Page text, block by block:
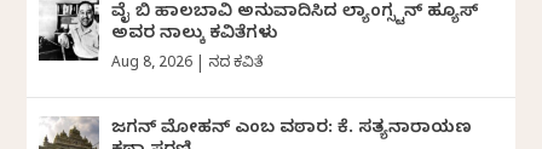
ವೈ ಬಿ ಹಾಲಬಾವಿ ಅನುವಾದಿಸಿದ ಲ್ಯಾಂಗ್ಸ್ಟನ್ ಹ್ಯೂಸ್
ಅವರ ನಾಲ್ಕು ಕವಿತೆಗಳು
Aug 8, 2026 ದಿನದ ಕವಿತೆ
ಜಗನ್‌ ಮೋಹನ್‌ ಎಂಬ ವಠಾರ: ಕೆ. ಸತ್ಯನಾರಾಯಣ